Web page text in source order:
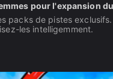
pour l'expansion
packs de pistes
les intelligemment.